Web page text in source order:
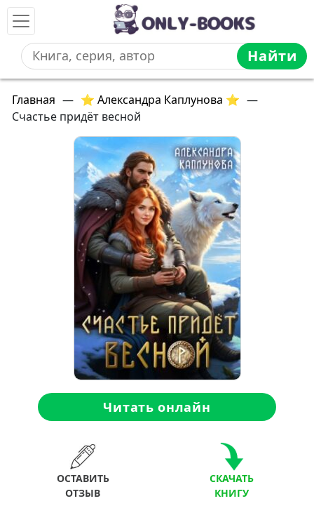
Найти
Главная — ⭐ Александра Каплунова ⭐ —
Счастье придёт весной
Читать онлайн
ОСТАВИТЬ
ОТЗЫВ
СКАЧАТЬ
КНИГУ